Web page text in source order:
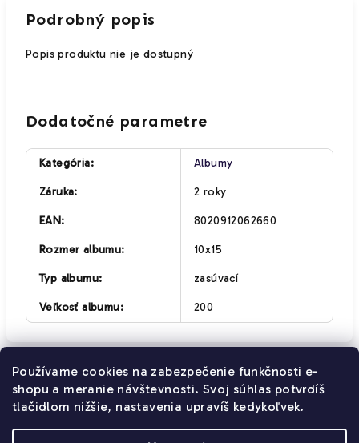
Používame cookies na zabezpečenie funkčnosti e-
shopu a meranie návštevnosti. Svoj súhlas potvrdíš
tlačidlom nižšie, nastavenia upravíš kedykoľvek.
Podrobný popis
Popis produktu nie je dostupný
Dodatočné parametre
Kategória: Albumy
Záruka: 2 roky
EAN: 8020912062660
Rozmer albumu: 10x15
Typ albumu: zasúvací
Veľkosť albumu: 200
Kontakt
Obchodné podmienky
Pravidlá ochrany osobných údajov